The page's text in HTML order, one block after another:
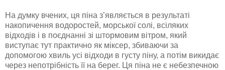
На думку вчених, ця піна з’являється в результаті
накопичення водоростей, морської солі, всіляких
відходів і в поєднанні зі штормовим вітром, який
виступає тут практично як міксер, збиваючи за
допомогою хвиль усі відходи в густу піну, а потім викидає
через непотрібність її на берег. Ця піна не є небезпечною